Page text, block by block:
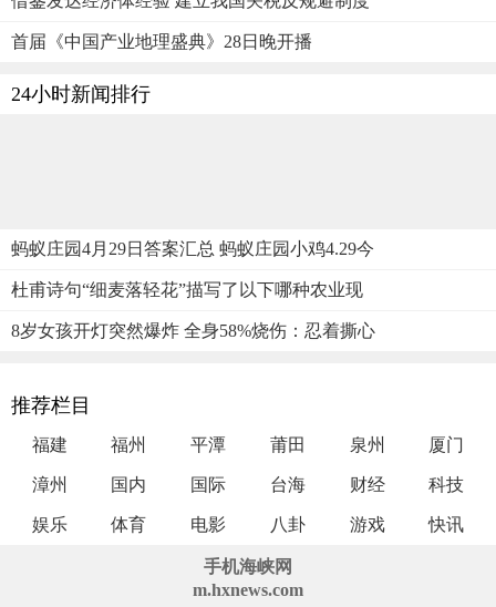
首届《中国产业地理盛典》28日晚开播
24小时新闻排行
蚂蚁庄园4月29日答案汇总 蚂蚁庄园小鸡4.29今
杜甫诗句“细麦落轻花”描写了以下哪种农业现
8岁女孩开灯突然爆炸 全身58%烧伤：忍着撕心
推荐栏目
福建 福州 平潭 莆田 泉州 厦门
漳州 国内 国际 台海 财经 科技
娱乐 体育 电影 八卦 游戏 快讯
手机海峡网
m.hxnews.com